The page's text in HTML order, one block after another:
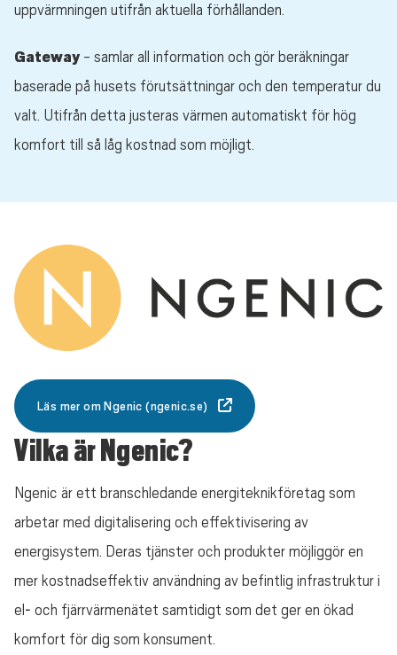
uppvärmningen utifrån aktuella förhållanden.
Gateway - samlar all information och gör beräkningar
baserade på husets förutsättningar och den temperatur du
valt. Utifrån detta justeras värmen automatiskt för hög
komfort till så låg kostnad som möjligt.
Läs mer om Ngenic (ngenic.se)
Vilka är Ngenic?
Ngenic är ett branschledande energiteknikföretag som
arbetar med digitalisering och effektivisering av
energisystem. Deras tjänster och produkter möjliggör en
mer kostnadseffektiv användning av befintlig infrastruktur i
el‑ och fjärrvärmenätet samtidigt som det ger en ökad
komfort för dig som konsument.